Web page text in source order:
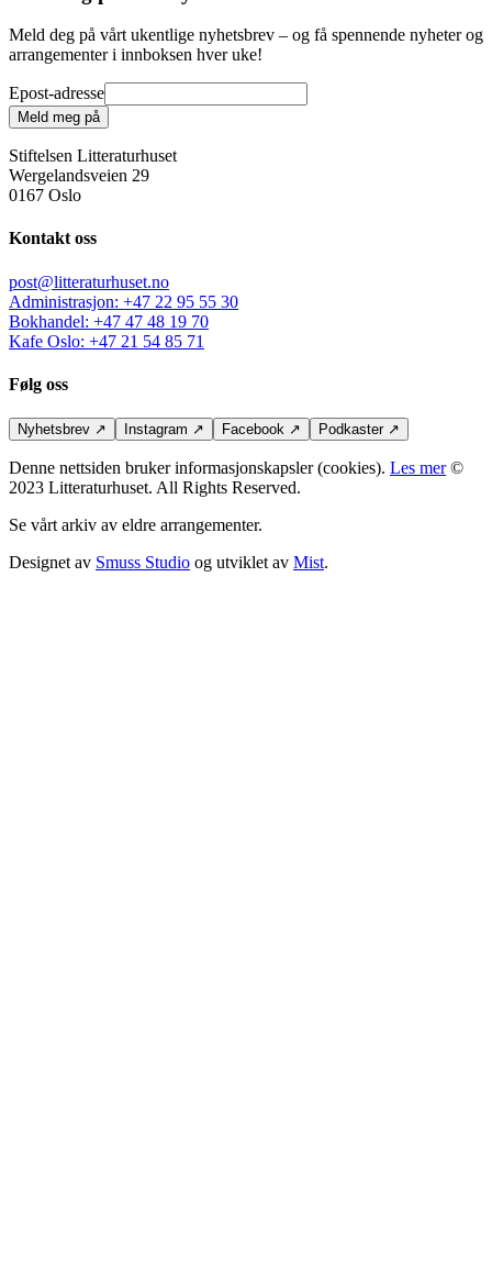
Meld deg på vårt ukentlige nyhetsbrev – og få spennende nyheter og
arrangementer i innboksen hver uke!
Epost-adresse
Meld meg på
Stiftelsen Litteraturhuset
Wergelandsveien 29
0167 Oslo
Kontakt oss
post@litteraturhuset.no
Administrasjon: +47 22 95 55 30
Bokhandel: +47 47 48 19 70
Kafe Oslo: +47 21 54 85 71
Følg oss
Nyhetsbrev ↗ Instagram ↗ Facebook ↗ Podkaster↗
Denne nettsiden bruker informasjonskapsler (cookies). Les mer©
2023 Litteraturhuset. All Rights Reserved.
Se vårt arkiv av eldre arrangementer.
Designet av Smuss Studio og utviklet av Mist.